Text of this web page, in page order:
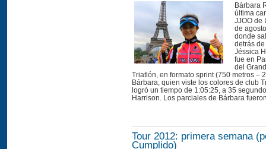
Bárbara
última
JJOO de
de
donde
detrás
Jéssica
fue en
del
Triatlón, en formato sprint (750 metros –
Bárbara, quien viste los colores de club
logró un tiempo de 1:05:25, a 35
Harrison. Los parciales de Bárbara
Tour 2012: primera semana
Cumplido)